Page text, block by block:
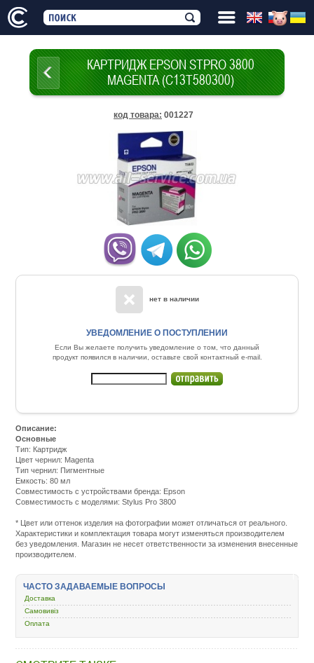
КАРТРИДЖ EPSON STPRO 3800
MAGENTA (C13T580300)
код товара: 001227
нет в наличии
УВЕДОМЛЕНИЕ О ПОСТУПЛЕНИИ
Если Вы желаете получить уведомление о том, что данный
продукт появился в наличии, оставьте свой контактный e-mail.
Описание:
Основные
Тип: Картридж
Цвет чернил: Magenta
Тип чернил: Пигментные
Емкость: 80 мл
Совместимость с устройствами бренда: Epson
Совместимость с моделями: Stylus Pro 3800
service.com.uacatalog/1119-
rashodnye-
materialy/5258-
strujnyh-
stpro-
3800-
c13t580300.html
* Цвет или оттенок изделия на фотографии может отличаться от реального.
Характеристики и комплектация товара могут изменяться производителем
без уведомления. Магазин не несет ответственности за изменения внесенные
производителем.
ЧАСТО ЗАДАВАЕМЫЕ ВОПРОСЫ
Доставка
Самовивіз
Оплата